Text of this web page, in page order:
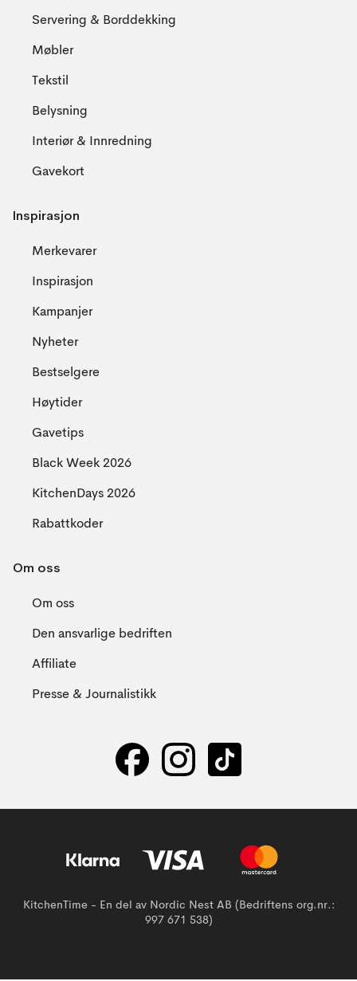
Servering & Borddekking
Møbler
Tekstil
Belysning
Interiør & Innredning
Gavekort
Inspirasjon
Merkevarer
Inspirasjon
Kampanjer
Nyheter
Bestselgere
Høytider
Gavetips
Black Week 2026
KitchenDays 2026
Rabattkoder
Om oss
Om oss
Den ansvarlige bedriften
Affiliate
Presse & Journalistikk
KitchenTime - En del av Nordic Nest AB (Bedriftens org.nr.:
997 671 538)